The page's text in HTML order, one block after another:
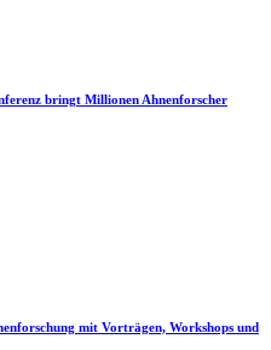
bringt Millionen Ahnenforscher
mit Vorträgen, Workshops und